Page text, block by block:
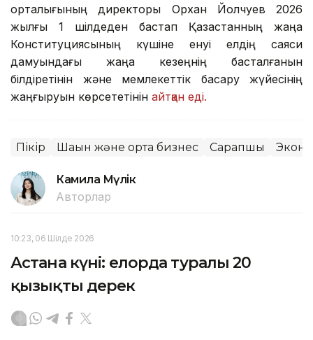
орталығының директоры Орхан Йолчуев 2026
жылғы 1 шілдеден бастап Қазақстанның жаңа
Конституциясының күшіне енуі елдің саяси
дамуындағы жаңа кезеңнің басталғанын
білдіретінін және мемлекеттік басқару жүйесінің
жаңғыруын көрсететінін айтқан еді.
Пікір Шағын және орта бизнес Сарапшы
Камила Мүлік
Авторлар
10:23, 06 Шілде 2026
Астана күні: елорда туралы 20
қызықты дерек